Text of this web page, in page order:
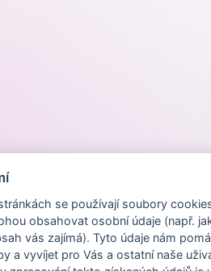
se používají soubory
obsahovat osobní údaje (např.
vás zajímá). Tyto údaje nám
a vyvíjet pro Vás a ostatní naše